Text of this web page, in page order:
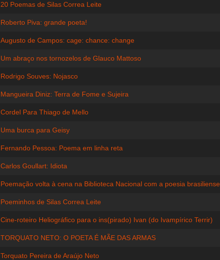
20 Poemas de Silas Correa Leite
Roberto Piva: grande poeta!
Augusto de Campos: cage: chance: change
Um abraço nos tornozelos de Glauco Mattoso
Rodrigo Souves: Nojasco
Mangueira Diniz: Terra de Fome e Sujeira
Cordel Para Thiago de Mello
Uma burca para Geisy
Fernando Pessoa: Poema em linha reta
Carlos Goullart: Idiota
Poemação volta à cena na Biblioteca Nacional com a poesia brasiliense
Poeminhos de Silas Correa Leite
Cine-roteiro Heliográfico para o ins(pirado) Ivan (do Ivampírico Terrir)
TORQUATO NETO: O POETA É MÃE DAS ARMAS
Torquato Pereira de Araújo Neto